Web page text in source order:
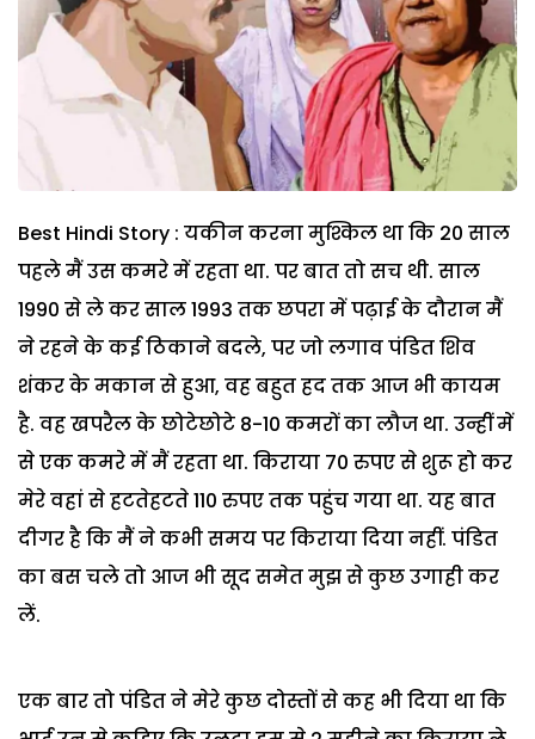
Best Hindi Story : यकीन करना मुश्किल था कि 20 साल
पहले मैं उस कमरे में रहता था. पर बात तो सच थी. साल
1990 से ले कर साल 1993 तक छपरा में पढ़ाई के दौरान मैं
ने रहने के कई ठिकाने बदले, पर जो लगाव पंडित शिव
शंकर के मकान से हुआ, वह बहुत हद तक आज भी कायम
है. वह खपरैल के छोटेछोटे 8-10 कमरों का लौज था. उन्हीं में
से एक कमरे में मैं रहता था. किराया 70 रुपए से शुरू हो कर
मेरे वहां से हटतेहटते 110 रुपए तक पहुंच गया था. यह बात
दीगर है कि मैं ने कभी समय पर किराया दिया नहीं. पंडित
का बस चले तो आज भी सूद समेत मुझ से कुछ उगाही कर
लें.
एक बार तो पंडित ने मेरे कुछ दोस्तों से कह भी दिया था कि